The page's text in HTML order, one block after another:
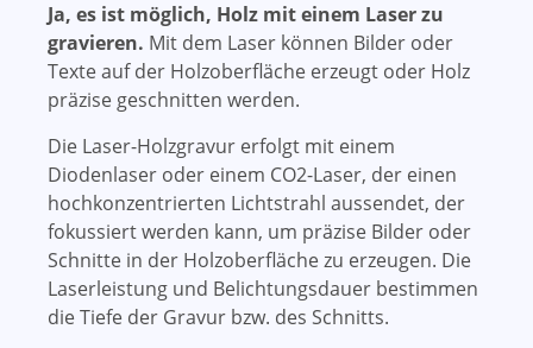
Ja, es ist möglich, Holz mit einem Laser zu
gravieren. Mit dem Laser können Bilder oder
Texte auf der Holzoberfläche erzeugt oder Holz
präzise geschnitten werden.
Die Laser-Holzgravur erfolgt mit einem
Diodenlaser oder einem CO2-Laser, der einen
hochkonzentrierten Lichtstrahl aussendet, der
fokussiert werden kann, um präzise Bilder oder
Schnitte in der Holzoberfläche zu erzeugen. Die
Laserleistung und Belichtungsdauer bestimmen
die Tiefe der Gravur bzw. des Schnitts.